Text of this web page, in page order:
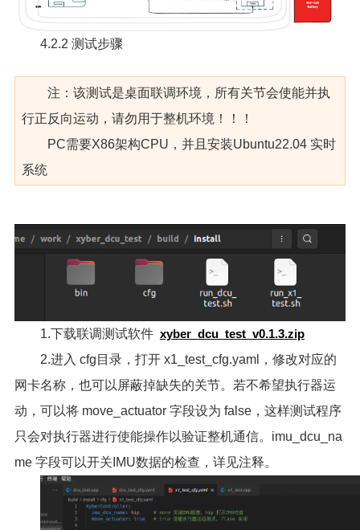
4.2.2 测试步骤
注：该测试是桌面联调环境，所有关节会使能并执
行正反向运动，请勿用于整机环境！！！
PC需要X86架构CPU，并且安装Ubuntu22.04 实时
系统
1.下载联调测试软件 xyber_dcu_test_v0.1.3.zip
2.进入 cfg目录，打开 x1_test_cfg.yaml，修改对应的
网卡名称，也可以屏蔽掉缺失的关节。若不希望执行器运
动，可以将 move_actuator 字段设为 false，这样测试程序
只会对执行器进行使能操作以验证整机通信。imu_dcu_na
me 字段可以开关IMU数据的检查，详见注释。